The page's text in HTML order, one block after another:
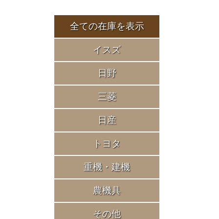
全ての在庫を表示
イスズ
日野
三菱
日産
トヨタ
重機・建機
農機具
その他